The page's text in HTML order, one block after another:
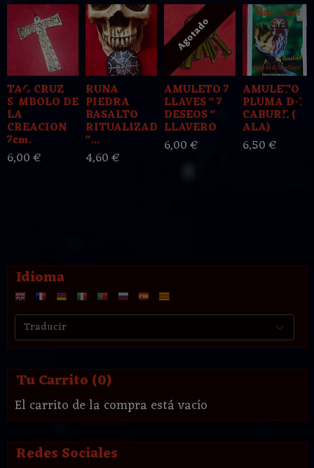
Idioma
Tu Carrito (0)
El carrito de la compra está vacío
Redes Sociales
TAO CRUZ
SIMBOLO DE
LA
CREACION
7cm.
6,00 €
RUNA
PIEDRA
BASALTO
RITUALIZADA
"...
4,60 €
Agotado
AMULETO 7
LLAVES " 7
DESEOS "
LLAVERO
6,00 €
AMULETO
PLUMA DE
CABURE (
ALA)
6,50 €